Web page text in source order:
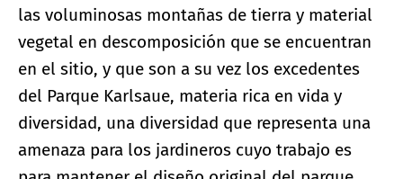
las voluminosas montañas de tierra y material
vegetal en descomposición que se encuentran
en el sitio, y que son a su vez los excedentes
del Parque Karlsaue, materia rica en vida y
diversidad, una diversidad que representa una
amenaza para los jardineros cuyo trabajo es